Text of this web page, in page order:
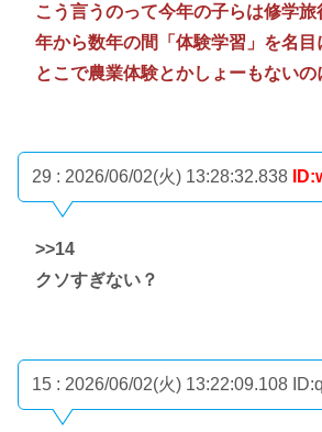
こう言うのって今年の子らは修学
年から数年の間「体験学習」を名
とこで農業体験とかしょーもない
29 : 2026/06/02(火) 13:28:32.838
>>14
クソすぎない？
15 : 2026/06/02(火) 13:22:09.108